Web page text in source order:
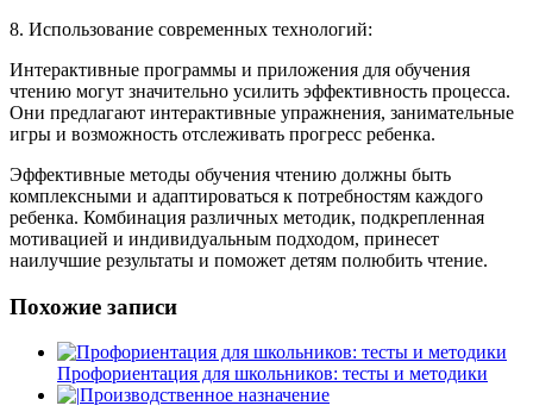
8. Использование современных технологий:
Интерактивные программы и приложения для обучения
чтению могут значительно усилить эффективность процесса.
Они предлагают интерактивные упражнения, занимательные
игры и возможность отслеживать прогресс ребенка.
Эффективные методы обучения чтению должны быть
комплексными и адаптироваться к потребностям каждого
ребенка. Комбинация различных методик, подкрепленная
мотивацией и индивидуальным подходом, принесет
наилучшие результаты и поможет детям полюбить чтение.
Похожие записи
Профориентация для школьников: тесты и методики
Производственное назначение